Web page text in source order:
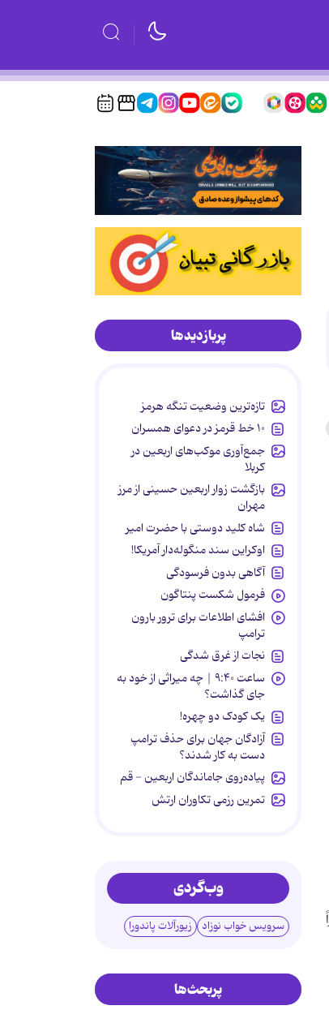
پربازدیدها
تازه‌ترین وضعیت تنگه هرمز
۱۰ خط قرمز در دعوای همسران
جمع‌آوری موکب‌های اربعین در
کربلا
بازگشت زوار اربعین حسینی از مرز
مهران
شاه کلید دوستی با حضرت امیر
اوکراین سند منگوله‌دار آمریکا!
آگاهی بدون فرسودگی
فرمول شکست پنتاگون
افشای اطلاعات برای ترور بارون
ترامپ
نجات از غرق شدگی
ساعت ۹:۴۰ | چه میراثی از خود به
جای گذاشت؟
یک کودک دو چهره!
آزادگان جهان برای حذف ترامپ
دست به کار شدند؟
پیاده‌روی جاماندگان اربعین - قم
تمرین رزمی تکاوران ارتش
وب‌گردی
سرویس خواب نوزاد زیورآلات پاندورا
پربحث‌ها